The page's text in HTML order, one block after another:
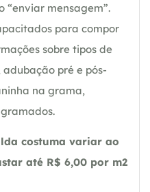
“enviar mensagem”.
para compor
sobre tipos de
pré e pós-
na grama,
costuma variar ao
até R$ 6,00 por m2